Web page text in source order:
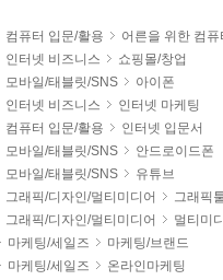
컴퓨터 입문/활용
어른을 위한 컴퓨
인터넷 비즈니스
쇼핑몰/창업
모바일/태블릿/SNS
아이폰
인터넷 비즈니스
인터넷 마케팅
컴퓨터 입문/활용
인터넷 입문서
모바일/태블릿/SNS
안드로이드폰
모바일/태블릿/SNS
유튜브
그래픽/디자인/멀티미디어
그래픽
그래픽/디자인/멀티미디어
멀티미
마케팅/세일즈
마케팅/브랜드
마케팅/세일즈
온라인마케팅